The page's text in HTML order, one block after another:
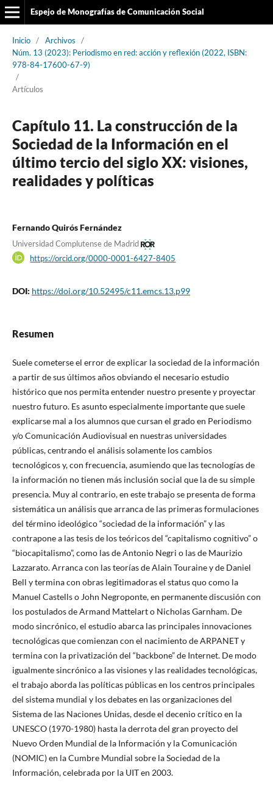
Espejo de Monografías de Comunicación Social
Inicio / Archivos
/
Núm. 13 (2023): Periodismo en red: acción y reflexión (2022, ISBN:
978-84-17600-67-9)
/
Artículos
Capítulo 11. La construcción de la
Sociedad de la Información en el
último tercio del siglo XX: visiones,
realidades y políticas
Fernando Quirós Fernández
Universidad Complutense de Madrid
https://orcid.org/0000-0001-6427-8405
DOI: https://doi.org/10.52495/c11.emcs.13.p99
Resumen
Suele cometerse el error de explicar la sociedad de la información
a partir de sus últimos años obviando el necesario estudio
histórico que nos permita entender nuestro presente y proyectar
nuestro futuro. Es asunto especialmente importante que suele
explicarse mal a los alumnos que cursan el grado en Periodismo
y/o Comunicación Audiovisual en nuestras universidades
públicas, centrando el análisis solamente los cambios
tecnológicos y, con frecuencia, asumiendo que las tecnologías de
la información no tienen más inclusión social que la de su simple
presencia. Muy al contrario, en este trabajo se presenta de forma
sistemática un análisis que arranca de las primeras formulaciones
del término ideológico “sociedad de la información” y las
contrapone a las tesis de los teóricos del “capitalismo cognitivo” o
“biocapitalismo”, como las de Antonio Negri o las de Maurizio
Lazzarato. Arranca con las teorías de Alain Touraine y de Daniel
Bell y termina con obras legitimadoras el status quo como la
Manuel Castells o John Negroponte, en permanente discusión con
los postulados de Armand Mattelart o Nicholas Garnham. De
modo sincrónico, el estudio abarca las principales innovaciones
tecnológicas que comienzan con el nacimiento de ARPANET y
termina con la privatización del “backbone” de Internet. De modo
igualmente sincrónico a las visiones y las realidades tecnológicas,
el trabajo aborda las políticas públicas en los centros principales
del sistema mundial y los debates en las organizaciones del
Sistema de las Naciones Unidas, desde el decenio crítico en la
UNESCO (1970-1980) hasta la derrota del gran proyecto del
Nuevo Orden Mundial de la Información y la Comunicación
(NOMIC) en la Cumbre Mundial sobre la Sociedad de la
Información, celebrada por la UIT en 2003.